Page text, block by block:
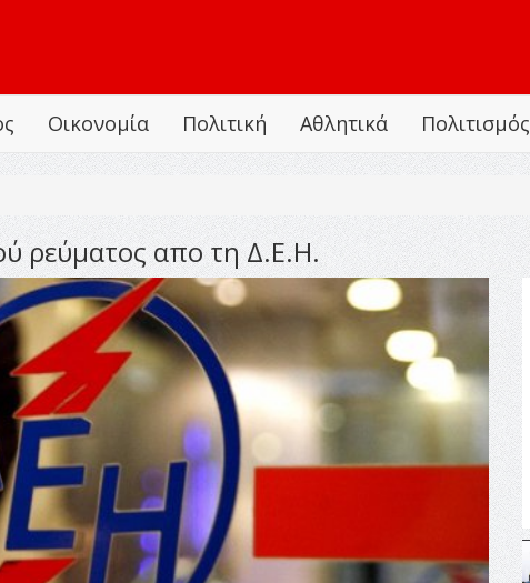
Οικονομία Πολιτική Αθλητικά Πολιτισμός
ρεύματος απο τη Δ.Ε.Η.